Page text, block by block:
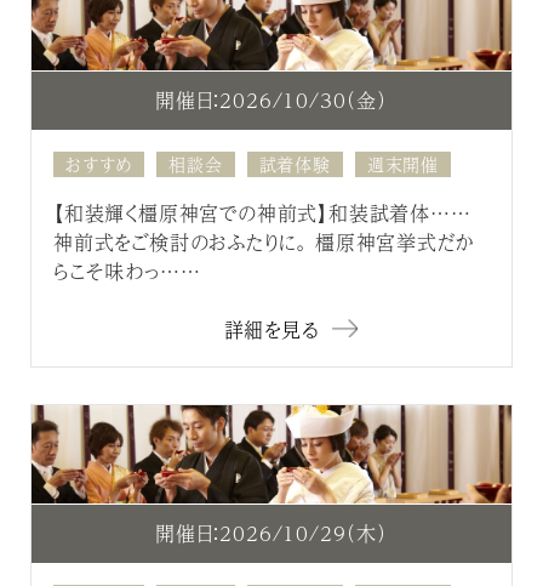
開催日：2026/10/30（金）
おすすめ 相談会 試着体験 週末開催
【和装輝く橿原神宮での神前式】和装試着体……
神前式をご検討のおふたりに。 橿原神宮挙式だか
らこそ味わっ……
詳細を見る
開催日：2026/10/29（木）